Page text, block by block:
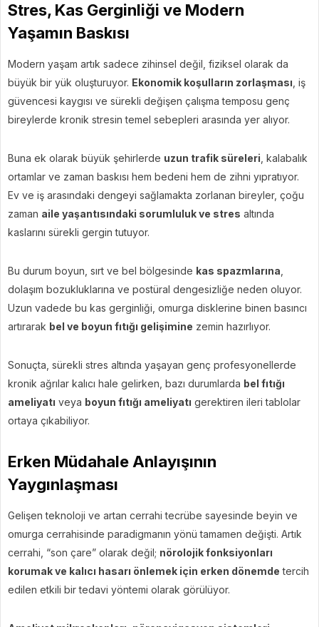
Stres, Kas Gerginliği ve Modern
Yaşamın Baskısı
Modern yaşam artık sadece zihinsel değil, fiziksel olarak da
büyük bir yük oluşturuyor. Ekonomik koşulların zorlaşması , iş
güvencesi kaygısı ve sürekli değişen çalışma temposu genç
bireylerde kronik stresin temel sebepleri arasında yer alıyor.
Buna ek olarak büyük şehirlerde uzun trafik süreleri , kalabalık
ortamlar ve zaman baskısı hem bedeni hem de zihni yıpratıyor.
Ev ve iş arasındaki dengeyi sağlamakta zorlanan bireyler, çoğu
zaman aile yaşantısındaki sorumluluk ve stres altında
kaslarını sürekli gergin tutuyor.
Bu durum boyun, sırt ve bel bölgesinde kas spazmlarına
dolaşım bozukluklarına ve postüral dengesizliğe neden oluyor.
Uzun vadede bu kas gerginliği, omurga disklerine binen basıncı
artırarak bel ve boyun fıtığı gelişimine zemin hazırlıyor.
Sonuçta, sürekli stres altında yaşayan genç profesyonellerde
kronik ağrılar kalıcı hale gelirken, bazı durumlarda bel fıtığı
ameliyatı veya boyun fıtığı ameliyatı gerektiren ileri tablolar
ortaya çıkabiliyor.
Erken Müdahale Anlayışının
Yaygınlaşması
Gelişen teknoloji ve artan cerrahi tecrübe sayesinde beyin ve
omurga cerrahisinde paradigmanın yönü tamamen değişti. Artık
cerrahi, “son çare” olarak değil; nörolojik fonksiyonları
korumak ve kalıcı hasarı önlemek için erken dönemde tercih
edilen etkili bir tedavi yöntemi olarak görülüyor.